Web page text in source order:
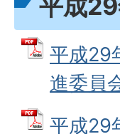
平成
平成29
進委員
平成29